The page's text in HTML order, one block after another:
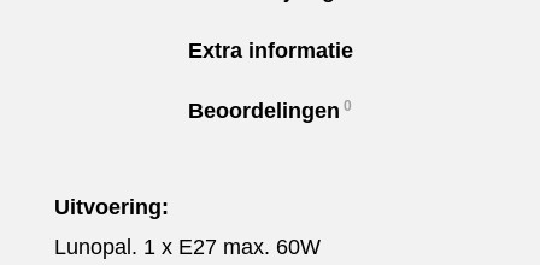
Extra informatie
Beoordelingen 0
Uitvoering:
Lunopal. 1 x E27 max. 60W